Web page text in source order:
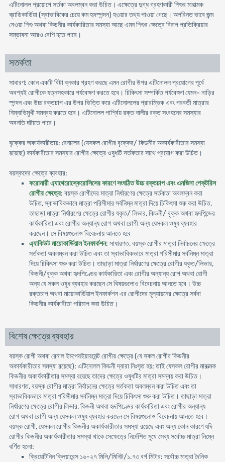
এটিনোলল প্রয়ােগে সর্তকা অবলম্বন করা উচিত। এক্ষেত্রে দুগ্ধ গ্রহণকারী শিশুর মারাত্মক
ব্রাডিকার্ডিয়া (স্বাভাবিকের চেয়ে কম হৃদস্পন্দন) হওয়ার তথ্য পাওয়া গেছে। অপরিনত ভাবে জন্ম
নেওয়া শিশু অথবা কিডনীর কার্যকারিতার সমস্যা আছে এমন শিশুর ক্ষেত্রে বিরূপ প্রতিক্রিয়ার
সম্ভাবনা আরও বেশি হতে পারে।
সতর্কতা
সাধারণ: কোন একটি বিটা ব্লকার গ্রহণ করছে এমন রােগীর উপর এটিনোলল প্রয়ােগের পূর্বে
অবশ্যই রােগীকে যত্নসহকারে পর্যবেক্ষণ করতে হবে। চিকিৎসা সম্পর্কিত পর্যবেক্ষণ যেমন- নাড়ির
স্পন্দন এবং উচ্চ রক্তচাপ এর উপর ভিত্তি করে এটিনোললের প্রারম্ভিক এবং পরবর্তী মাত্রার
নিম্নাভিমুখী সমন্বয় করতে হবে। এটিনোলল পার্শ্বিয় রক্ত নালীর রক্ত সংবহনের সমস্যার
অবনতি ঘটাতে পারে।
বৃক্কের অকার্যকারীতায়: রেনালের (যেসকল রােগীর বৃক্কের/ কিডনীর অকার্যকারীতার সমস্যা
রয়েছে) কার্যকারীতার সমস্যার রােগীর ক্ষেত্রে ওষুধটি সর্তকতার সাথে প্রয়ােগ করা উচিত।
বয়স্কদের ক্ষেত্রে ব্যবহার:
করােনারী এ্যাথেরােস্কেরােসিসের কারণে সংঘঠিত উচ্চ রক্তচাপ এবং এনজিনা পেক্‌টরিস
রােগীর ক্ষেত্রে: বয়স্ক রােগীদের মাত্রা নির্ধারণের ক্ষেত্রে সর্তকতা অবলম্বন করা
উচিত, স্বাভাবিকভাবে মাত্রা পরিসীমার সর্বনিম্ন মাত্রা দিয়ে চিকিৎসা শুরু করা উচিত,
তাছাড়া মাত্রা নির্ধারণের ক্ষেত্রে রােগীর যকৃত/ লিভার, কিডনী/ বৃক্ক অথবা হৃদপিন্ডের
কার্যকারিতা এবং রােগীর অন্যান্য রােগ অথবা রােগী অন্য যেসকল ওষুধ ব্যবহার
করছেন। সে বিষয়গুলােও বিবেচনায় আনতে হবে
এ্যাকিউট মায়ােকার্ডিয়াল ইনফার্কশন: সাধারণত, বয়স্ক রােগীর মাত্রা নির্বাচনের ক্ষেত্রে
সর্তকতা অবলম্বন করা উচিত এবং তা স্বাভাবিকভাবে মাত্রা পরিসীমার সর্বনিম্ন মাত্রা
দিয়ে চিকিৎসা শুরু করা উচিত। তাছাড়া মাত্রা নির্ধারণের ক্ষেত্রে রােগীর যকৃত/লিভার,
কিডনী/বৃক্ক অথবা হৃদপিণ্ডের কার্যকারিতা এবং রােগীর অন্যান্য রােগ অথবা রােগী
অন্য যে সকল ওষুধ ব্যবহার করছেন সে বিষয়গুলােও বিবেচনায় আনতে হবে। উচ্চ
রক্তচাপ অথবা মায়ােকার্ডিয়াল ইনফার্কশন এর রােগীদের মূল্যায়নের ক্ষেত্রে সর্বদা
কিডনীর কার্যকারীতা পরিমাপ করা উচিত।
বিশেষ ক্ষেত্রে ব্যবহার
বয়স্ক রােগী অথবা রেনাল ইমপেযইয়ারমেন্ট রােগীর ক্ষেত্রে (যে সকল রােগীর কিডনীর
অকার্যকারীতার সমস্যা রয়েছে): এটিনোলল কিডনী দ্বারা নিঃসৃত হয়; তাই যেসকল রােগীর মারাত্মক
কিডনীর অকার্যকারীতার সমস্যা রয়েছে তাদের ক্ষেত্রে ওষুধটির মাত্রা সমন্বয় করা উচিত।
সাধারণত, বয়স্ক রােগীর মাত্রা নির্বাচনের ক্ষেত্রে সর্তকতা অবলম্বন করা উচিত এবং তা
স্বাভাবিকভাবে মাত্রা পরিসীমার সর্বনিম্ন মাত্রা দিয়ে চিকিৎসা শুরু করা উচিত। তাছাড়া মাত্রা
নির্ধারণের ক্ষেত্রে রােগীর লিভার, কিডনী অথবা হৃদপিণ্ডের কার্যকারিতা এবং রােগীর অন্যান্য
রােগ অথবা রােগী অন্য যেসকল ওষুধ ব্যবহার করছেন সে বিষয়গুলােও বিবেচনায় আনতে হবে।
বয়স্ক রােগী, যেসকল রােগীর কিডনীর অকার্যকারীতার সমস্যা রয়েছে এবং অন্য কোন কারণে যদি
রােগীর কিডনীর অকার্যকারীতার সমস্যা থাকে সেক্ষেত্রে নির্দেশিত মুখে সেব্য সর্বোচ্চ মাত্রা নিম্নে
বর্ণিত হলাে:
ক্রিয়েটিনিন ক্লিয়ারেন্স ১৬-২৭ মিলি/মিনিট/১.৭৩ বর্গ মিটার: সর্বোচ্চ মাত্রা দৈনিক